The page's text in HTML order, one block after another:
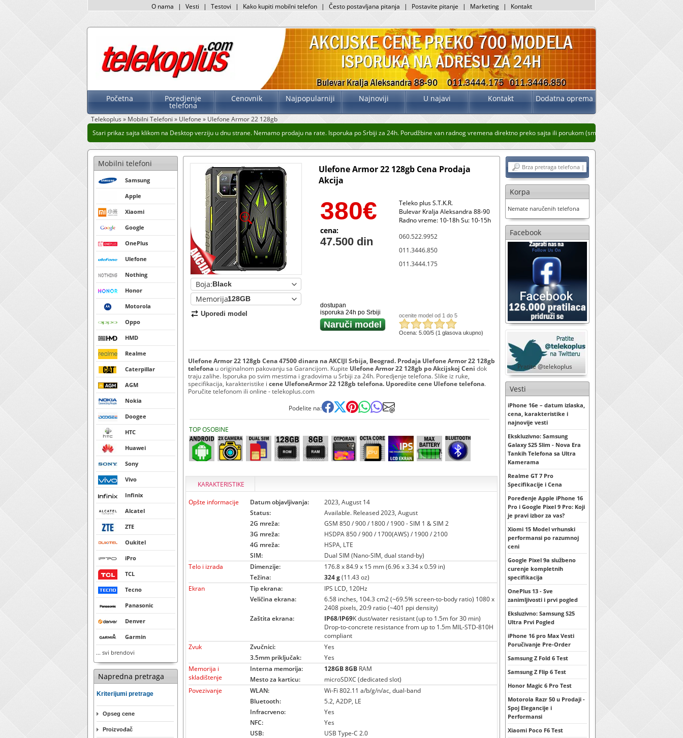
O nama | Vesti | Testovi | Kako kupiti mobilni telefon | Često postavljana pitanja | Postavite pitanje | Marketing | Kontakt
Početna Poredjenje
telefona
Cenovnik Najpopularniji Najnoviji U najavi Kontakt Dodatna oprema
Telekoplus» Mobilni Telefoni » Ulefone » Ulefone Armor 22 128gb
Stari prikaz sajta klikom na Desktop verziju u dnu strane. Nemamo prodaju na rate. Isporuka po Srbiji za 24h. Porudžbine van radnog vremena direktno preko sajta ili porukom (sms, whatsup, viber)
Mobilni telefoni
Samsung
Apple
Xiaomi
Google
OnePlus
Ulefone
Nothing
Honor
Motorola
Oppo
HMD
Realme
Caterpillar
AGM
Nokia
Doogee
HTC
Huawei
Sony
Vivo
Infinix
Alcatel
ZTE
Oukitel
iPro
TCL
Tecno
Panasonic
Denver
Garmin
... svi brendovi
Napredna pretraga
Kriterijumi pretrage
Opseg cene
Proizvođač
Boja:
Memorija:
Uporedi model
Ulefone Armor 22 128gb Cena Prodaja
Akcija
380€
cena:
47.500 din
dostupan
isporuka 24h po Srbiji
Naruči model
Teleko plus S.T.K.R.
Bulevar Kralja Aleksandra 88-90
Radno vreme: 10-18h Su: 10-15h
060.522.9952
011.3446.850
011.3444.175
ocenite model od 1 do 5
Ocena: 5.00/5 (1 glasova ukupno)
Ulefone Armor 22 128gb Cena 47500 dinara na AKCIJI Srbija, Beograd. Prodaja Ulefone Armor 22 128gb
telefona u originalnom pakovanju sa Garancijom. Kupite Ulefone Armor 22 128gb po Akcijskoj Ceni dok
traju zalihe. Isporuka po svim mestima i gradovima u Srbiji za 24h. Poredjenje telefona. Slike iz ruke,
specifikacija, karakteristike i cene UlefoneArmor 22 128gb telefona. Uporedite cene Ulefone telefona.
Poručite telefonom ili online - telekoplus.com
Podelite na:
TOP OSOBINE
KARAKTERISTIKE
Opšte informacije Datum objavljivanja:
2023, August 14
Status:
Available. Released 2023, August
2G mreža:
GSM 850 / 900 / 1800 / 1900 - SIM 1 & SIM 2
3G mreža:
HSDPA 850 / 900 / 1700(AWS) / 1900 / 2100
4G mreža:
HSPA, LTE
SIM:
Dual SIM (Nano-SIM, dual stand-by)
Telo i izrada
Dimenzije:
176.8 x 84.9 x 15 mm (6.96 x 3.34 x 0.59 in)
Težina:
324 g(11.43 oz)
Ekran
Tip ekrana:
IPS LCD, 120Hz
Veličina ekrana:
6.58 inches, 104.3 cm2 (~69.5% screen-to-body ratio) 1080 x
2408 pixels, 20:9 ratio (~401 ppi density)
Zaštita ekrana:
IP68/IP69K dust/water resistant (up to 1.5m for 30 min)
Drop-to-concrete resistance from up to 1.5m MIL-STD-810H
compliant
Zvuk
Zvučnici:
Yes
3.5mm priključak:
Yes
Memorija i
skladištenje
Interna memorija: 128GB8GB RAM
Mesto za karticu:
microSDXC (dedicated slot)
Povezivanje
WLAN:
Wi-Fi 802.11 a/b/g/n/ac, dual-band
Bluetooth:
5.2, A2DP, LE
Infracrveno:
Yes
NFC:
Yes
USB:
USB Type-C 2.0
Korpa
Nemate naručenih telefona
Facebook
Pratite @telekoplus
Vesti
iPhone 16e – datum izlaska,
cena, karakteristike i
najnovije vesti
Ekskluzivno: Samsung
Galaxy S25 Slim - Nova Era
Tankih Telefona sa Ultra
Kamerama
Realme GT 7 Pro
Specifikacije i Cena
Poređenje Apple iPhone 16
Pro i Google Pixel 9 Pro: Koji
je pravi izbor za vas?
Xiomi 15 Model vrhunski
performansi po razumnoj
ceni
Google Pixel 9a službeno
curenje kompletnih
specifikacija
OnePlus 13 - Sve
zanimljivosti i prvi pogled
Eksluzivno: Samsung S25
Ultra Prvi Pogled
iPhone 16 pro Max Vesti
Poručivanje Pre-Order
Samsung Z Fold 6 Test
Samsung Z Flip 6 Test
Honor Magic 6 Pro Test
Motorola Razr 50 u Prodaji -
Spoj Elegancije i
Performansi
Xiaomi Poco F6 Test